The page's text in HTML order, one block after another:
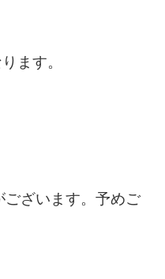
ます。
ざいます。予めご